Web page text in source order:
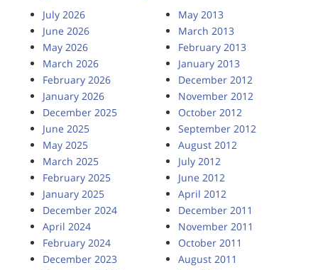
July 2026
June 2026
May 2026
March 2026
February 2026
January 2026
December 2025
June 2025
May 2025
March 2025
February 2025
January 2025
December 2024
April 2024
February 2024
December 2023
May 2013
March 2013
February 2013
January 2013
December 2012
November 2012
October 2012
September 2012
August 2012
July 2012
June 2012
April 2012
December 2011
November 2011
October 2011
August 2011